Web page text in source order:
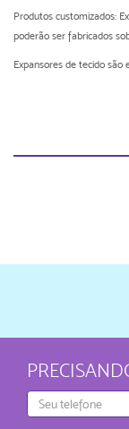
Produtos customizados:
poderão ser fabricados
Expansores de tecido são
Telefone